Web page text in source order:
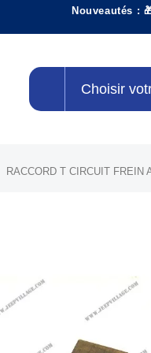
Nouveautés :
Choisir
RACCORD T CIRCUIT FREIN